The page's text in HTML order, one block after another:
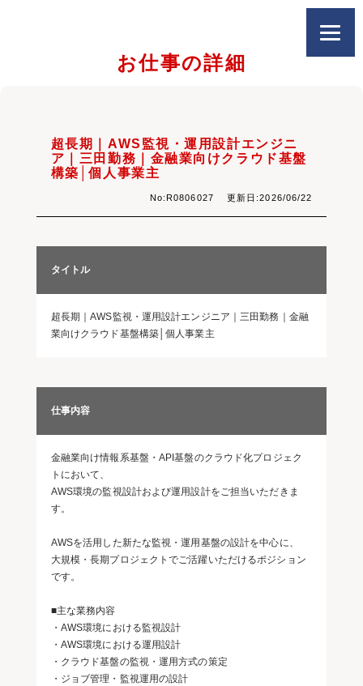
お仕事の詳細
超長期｜AWS監視・運用設計エンジニ
ア｜三田勤務｜金融業向けクラウド基盤
構築│個人事業主
No:R0806027 更新日:2026/06/22
タイトル
超長期｜AWS監視・運用設計エンジニア｜三田勤務｜金融
業向けクラウド基盤構築│個人事業主
仕事内容
金融業向け情報系基盤・API基盤のクラウド化プロジェク
トにおいて、
AWS環境の監視設計および運用設計をご担当いただきま
す。
AWSを活用した新たな監視・運用基盤の設計を中心に、
大規模・長期プロジェクトでご活躍いただけるポジション
です。
■主な業務内容
・AWS環境における監視設計
・AWS環境における運用設計
・クラウド基盤の監視・運用方式の策定
・ジョブ管理・監視運用の設計